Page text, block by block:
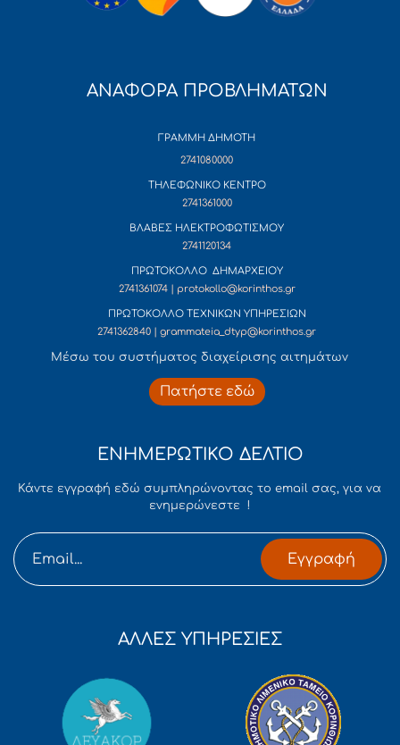
ΑΝΑΦΟΡΑ ΠΡΟΒΛΗΜΑΤΩΝ
ΓΡΑΜΜΗ ΔΗΜΟΤΗ
2741080000
ΤΗΛΕΦΩΝΙΚΟ ΚΕΝΤΡΟ
2741361000
ΒΛΑΒΕΣ ΗΛΕΚΤΡΟΦΩΤΙΣΜΟΥ
2741120134
ΠΡΩΤΟΚΟΛΛΟ ΔΗΜΑΡΧΕΙΟΥ
2741361074 | protokollo@korinthos.gr
ΠΡΩΤΟΚΟΛΛΟ ΤΕΧΝΙΚΩΝ ΥΠΗΡΕΣΙΩΝ
2741362840 | grammateia_dtyp@korinthos.gr
Mέσω του συστήματος διαχείρισης αιτημάτων
Πατήστε εδώ
ΕΝΗΜΕΡΩΤΙΚΟ ΔΕΛΤΙΟ
Κάντε εγγραφή εδώ συμπληρώνοντας το email σας, για να
ενημερώνεστε !
Εγγραφή
ΑΛΛΕΣ ΥΠΗΡΕΣΙΕΣ